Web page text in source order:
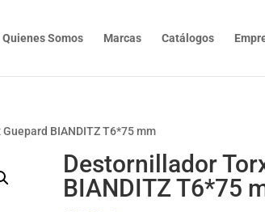
Quienes Somos Marcas Catálogos
BIANDITZ T6*75 mm
Destornillador
BIANDITZ T6*75